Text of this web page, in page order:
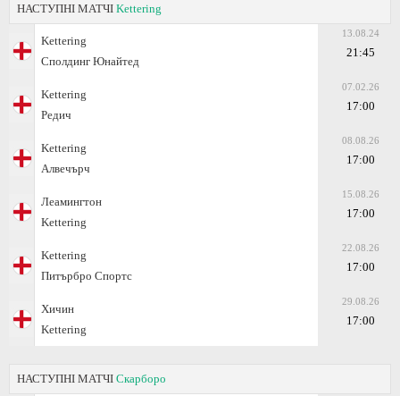
НАСТУПНІ МАТЧІ Kettering
Kettering
Сполдинг Юнайтед
13.08.24
21:45
Kettering
Редич
07.02.26
17:00
Kettering
Алвечърч
08.08.26
17:00
Леамингтон
Kettering
15.08.26
17:00
Kettering
Питърбро Спортс
22.08.26
17:00
Хичин
Kettering
29.08.26
17:00
НАСТУПНІ МАТЧІ Скарборо